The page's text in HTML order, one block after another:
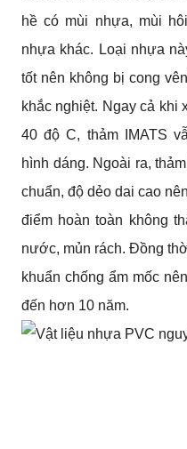
hề có mùi nhựa, mùi
nhựa khác. Loại nhựa
tốt nên không bị cong
khắc nghiệt. Ngay cả khi
40 độ C, thảm IMATS
hình dáng. Ngoài ra,
chuẩn, độ dẻo dai cao
điểm hoàn toàn không
nước, mủn rách. Đồng
khuẩn chống ẩm mốc
đến hơn 10 năm.